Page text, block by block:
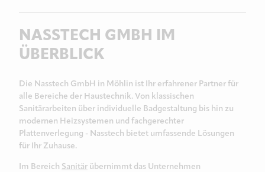
NASSTECH GMBH IM
ÜBERBLICK
Die Nasstech GmbH in Möhlin ist Ihr erfahrener Partner für
alle Bereiche der Haustechnik. Von klassischen
Sanitärarbeiten über individuelle Badgestaltung bis hin zu
modernen Heizsystemen und fachgerechter
Plattenverlegung - Nasstech bietet umfassende Lösungen
für Ihr Zuhause.
Im Bereich Sanitär übernimmt das Unternehmen